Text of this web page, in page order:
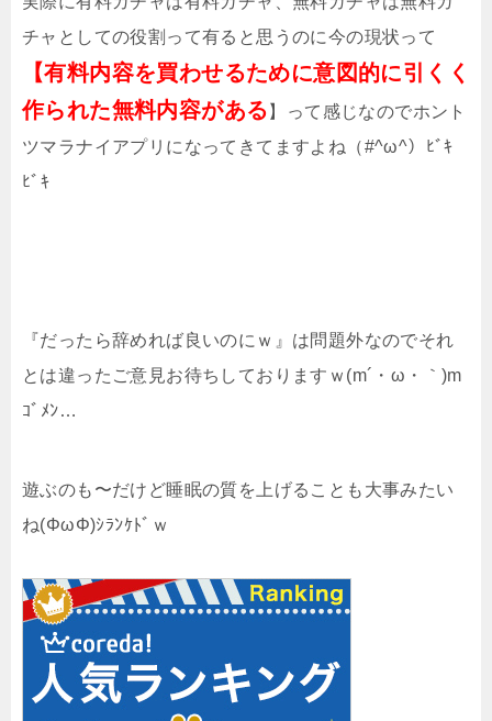
チャとしての役割って有ると思うのに今の現状って
【有料内容を買わせるために意図的に引くく
作られた無料内容がある 】って感じなのでホント
ツマラナイアプリになってきてますよね（#^ω^）ﾋﾞｷ
ﾋﾞｷ
『だったら辞めれば良いのにｗ』は問題外なのでそれ
とは違ったご意見お待ちしておりますｗ(m´・ω・｀)m
ｺﾞﾒﾝ…
遊ぶのも〜だけど睡眠の質を上げることも大事みたい
ね(ΦωΦ)ｼﾗﾝｹﾄﾞｗ